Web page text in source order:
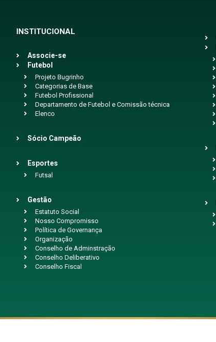
INSTITUCIONAL
Associe-se
Futebol
Projeto Bugrinho
Categorias de Base
Futebol Profissional
Departamento de Futebol e Comissão técnica
Elenco
Sócio Campeão
Esportes
Futsal
Gestão
Estatuto Social
Nosso Compromisso
Política de Governança
Organização
Conselho de Adminstração
Conselho Deliberativo
Conselho Fiscal